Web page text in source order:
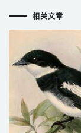
相关文章